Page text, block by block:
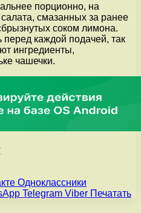
порционно, на
смазанных за ранее
соком лимона.
каждой подачей, так
ингредиенты,
чашечки.
Одноклассники
Telegram Viber Печатать